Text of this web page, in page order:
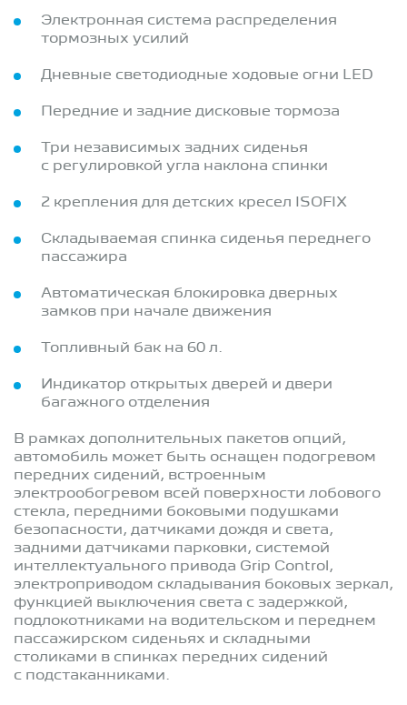
Электронная система распределения
тормозных усилий
Дневные светодиодные ходовые огни LED
Передние и задние дисковые тормоза
Три независимых задних сиденья
с регулировкой угла наклона спинки
2 крепления для детских кресел ISOFIX
Складываемая спинка сиденья переднего
пассажира
Автоматическая блокировка дверных
замков при начале движения
Топливный бак на 60 л.
Индикатор открытых дверей и двери
багажного отделения
В рамках дополнительных пакетов опций,
автомобиль может быть оснащен подогревом
передних сидений, встроенным
электрообогревом всей поверхности лобового
стекла, передними боковыми подушками
безопасности, датчиками дождя и света,
задними датчиками парковки, системой
интеллектуального привода Grip Control,
электроприводом складывания боковых зеркал,
функцией выключения света с задержкой,
подлокотниками на водительском и переднем
пассажирском сиденьях и складными
столиками в спинках передних сидений
с подстаканниками.